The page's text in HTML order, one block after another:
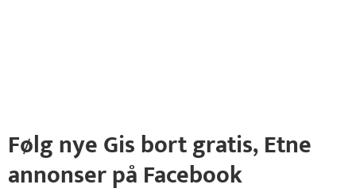
Følg nye Gis bort gratis, Etne
annonser på Facebook